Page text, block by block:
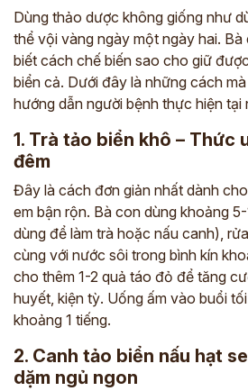
Dùng thảo dược không giống như
thể vội vàng ngày một ngày hai.
biết cách chế biến sao cho giữ
biển cả. Dưới đây là những cách
hướng dẫn người bệnh thực hiện tại
1. Trà tảo biển khô – Thức
đêm
Đây là cách đơn giản nhất dành
em bận rộn. Bà con dùng khoảng
dùng để làm trà hoặc nấu canh),
cùng với nước sôi trong bình kín
cho thêm 1-2 quả táo đỏ để tăng
huyết, kiện tỳ. Uống ấm vào buổi
khoảng 1 tiếng.
2. Canh tảo biển nấu hạt
dặm ngủ ngon